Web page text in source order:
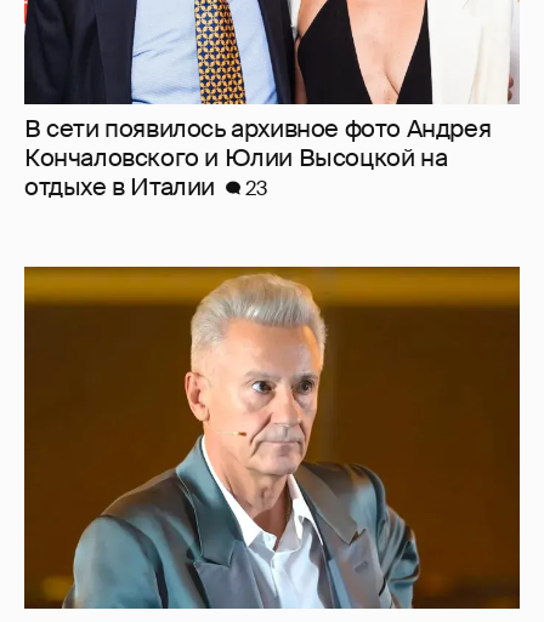
"Сломанные судьбы". Олег Меньшиков
призвал закрыть неэффективные
театральные вузы в России